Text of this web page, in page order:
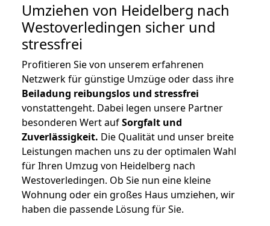
Umziehen von Heidelberg nach
Westoverledingen sicher und
stressfrei
Profitieren Sie von unserem erfahrenen
Netzwerk für günstige Umzüge oder dass ihre
Beiladung reibungslos und stressfrei
vonstattengeht. Dabei legen unsere Partner
besonderen Wert aufSorgfalt und
Zuverlässigkeit. Die Qualität und unser breite
Leistungen machen uns zu der optimalen Wahl
für Ihren Umzug von Heidelberg nach
Westoverledingen. Ob Sie nun eine kleine
Wohnung oder ein großes Haus umziehen, wir
haben die passende Lösung für Sie.